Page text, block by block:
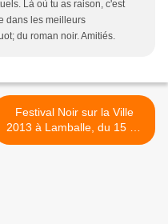
Là où tu as raison, c'est
dans les meilleurs
du roman noir. Amitiés.
Festival Noir sur la Ville
2013 à Lamballe, du 15 au
17 novembre >